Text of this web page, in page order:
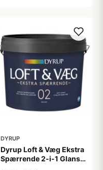
DYRUP
Dyrup Loft & Væg Ekstra
Spærrende 2-i-1 Glans 2